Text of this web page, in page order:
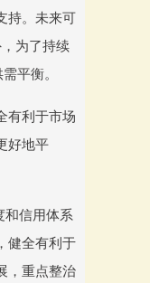
持。未来可
为了持续
平衡。
有利于市场
好地平
和信用体系
健全有利于
，重点整治